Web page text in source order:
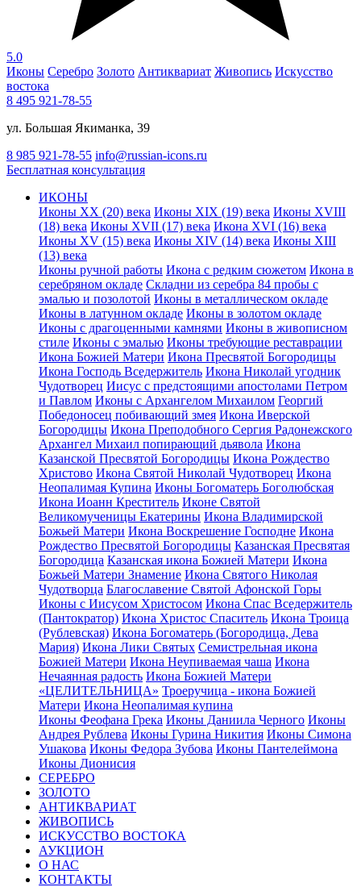
5.0
Иконы Серебро Золото Антиквариат Живопись Искусство
востока
8 495 921-78-55
ул. Большая Якиманка, 39
8 985 921-78-55 info@russian-icons.ru
Бесплатная консультация
ИКОНЫ
Иконы XX (20) века Иконы XIX (19) века Иконы XVIII
(18) века Иконы XVII (17) века Икона XVI (16) века
Иконы XV (15) века Иконы XIV (14) века Иконы XIII
(13) века
Иконы ручной работы Икона с редким сюжетом Икона в
серебряном окладе Складни из серебра 84 пробы с
эмалью и позолотой Иконы в металлическом окладе
Иконы в латунном окладе Иконы в золотом окладе
Иконы с драгоценными камнями Иконы в живописном
стиле Иконы с эмалью Иконы требующие реставрации
Икона Божией Матери Икона Пресвятой Богородицы
Икона Господь Вседержитель Икона Николай угодник
Чудотворец Иисус с предстоящими апостолами Петром
и Павлом Иконы с Архангелом Михаилом Георгий
Победоносец побивающий змея Икона Иверской
Богородицы Икона Преподобного Сергия Радонежского
Архангел Михаил попирающий дьявола Икона
Казанской Пресвятой Богородицы Икона Рождество
Христово Икона Святой Николай Чудотворец Икона
Неопалимая Купина Иконы Богоматерь Боголюбская
Икона Иоанн Креститель Иконе Святой
Великомученицы Екатерины Икона Владимирской
Божьей Матери Икона Воскрешение Господне Икона
Рождество Пресвятой Богородицы Казанская Пресвятая
Богородица Казанская икона Божией Матери Икона
Божьей Матери Знамение Икона Святого Николая
Чудотворца Благославение Святой Афонской Горы
Иконы с Иисусом Христосом Икона Спас Вседержитель
(Пантократор) Икона Христос Спаситель Икона Троица
(Рублевская) Икона Богоматерь (Богородица, Дева
Мария) Икона Лики Святых Семистрельная икона
Божией Матери Икона Неупиваемая чаша Икона
Нечаянная радость Икона Божией Матери
«ЦЕЛИТЕЛЬНИЦА» Троеручица - икона Божией
Матери Икона Неопалимая купина
Иконы Феофана Грека Иконы Даниила Черного Иконы
Андрея Рублева Иконы Гурина Никития Иконы Симона
Ушакова Иконы Федора Зубова Иконы Пантелеймона
Иконы Дионисия
СЕРЕБРО
ЗОЛОТО
АНТИКВАРИАТ
ЖИВОПИСЬ
ИСКУССТВО ВОСТОКА
АУКЦИОН
О НАС
КОНТАКТЫ